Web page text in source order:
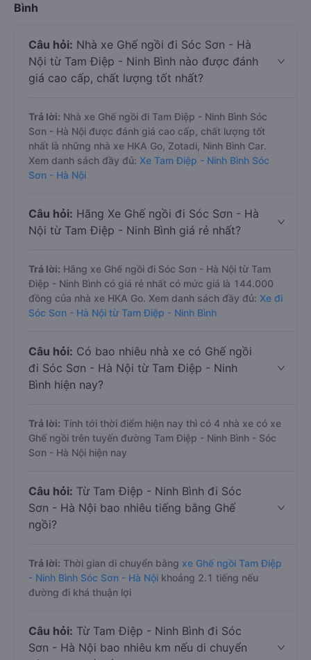
Bình
Câu hỏi: Nhà xe Ghế ngồi đi Sóc Sơn - Hà
Nội từ Tam Điệp - Ninh Bình nào được đánh
giá cao cấp, chất lượng tốt nhất?
Trả lời: Nhà xe Ghế ngồi đi Tam Điệp - Ninh Bình Sóc
Sơn - Hà Nội được đánh giá cao cấp, chất lượng tốt
nhất là những nhà xe HKA Go, Zotadi, Ninh Bình Car.
Xem danh sách đầy đủ: Xe Tam Điệp - Ninh Bình Sóc
Sơn - Hà Nội
Câu hỏi: Hãng Xe Ghế ngồi đi Sóc Sơn - Hà
Nội từ Tam Điệp - Ninh Bình giá rẻ nhất?
Trả lời: Hãng xe Ghế ngồi đi Sóc Sơn - Hà Nội từ Tam
Điệp - Ninh Bình có giá rẻ nhất có mức giá là 144.000
đồng của nhà xe HKA Go. Xem danh sách đầy đủ: Xe đi
Sóc Sơn - Hà Nội từ Tam Điệp - Ninh Bình
Câu hỏi: Có bao nhiêu nhà xe có Ghế ngồi
đi Sóc Sơn - Hà Nội từ Tam Điệp - Ninh
Bình hiện nay?
Trả lời: Tính tới thời điểm hiện nay thì có 4 nhà xe có xe
Ghế ngồi trên tuyến đường Tam Điệp - Ninh Bình - Sóc
Sơn - Hà Nội hiện nay
Câu hỏi: Từ Tam Điệp - Ninh Bình đi Sóc
Sơn - Hà Nội bao nhiêu tiếng bằng Ghế
ngồi?
Trả lời: Thời gian di chuyển bằng xe Ghế ngồi Tam Điệp
- Ninh Bình Sóc Sơn - Hà Nội khoảng 2.1 tiếng nếu
đường đi khá thuận lợi
Câu hỏi: Từ Tam Điệp - Ninh Bình đi Sóc
Sơn - Hà Nội bao nhiêu km nếu di chuyển